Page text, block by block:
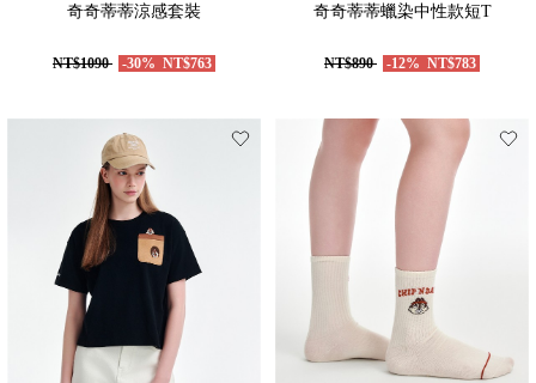
奇奇蒂蒂涼感套裝
NT$1090 -30% NT$763
奇奇蒂蒂蠟染中性款短T
NT$890 -12% NT$783